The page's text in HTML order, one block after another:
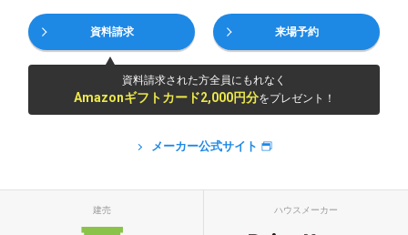
資料請求 来場予約
資料請求された方全員にもれなく
Amazonギフトカード2,000円分をプレゼント！
メーカー公式サイト
建売 ハウスメーカー